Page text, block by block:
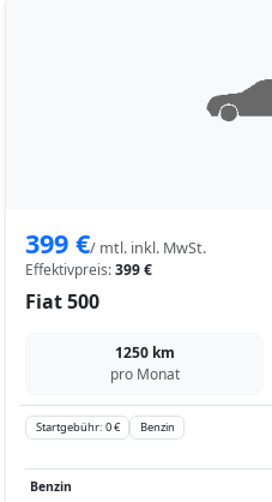
399 €/ mtl. inkl. MwSt.
Effektivpreis:399 €
Fiat 500
1250 km
pro Monat
Startgebühr: 0 € Benzin
Benzin